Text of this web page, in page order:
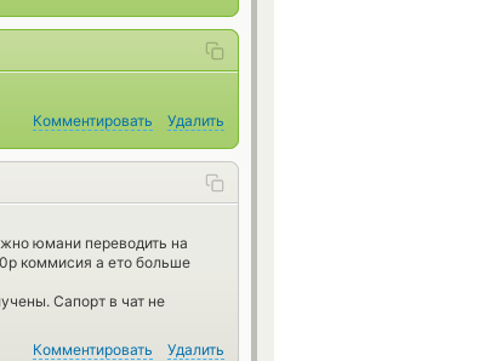
Комментировать Удалить
юмани переводить на
коммисия а ето больше
Сапорт в чат не
Комментировать Удалить